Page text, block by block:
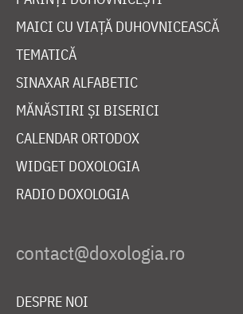
MAICI CU VIAȚĂ DUHOVNICEASCĂ
TEMATICĂ
SINAXAR ALFABETIC
MĂNĂSTIRI ȘI BISERICI
CALENDAR ORTODOX
WIDGET DOXOLOGIA
RADIO DOXOLOGIA
DESPRE NOI